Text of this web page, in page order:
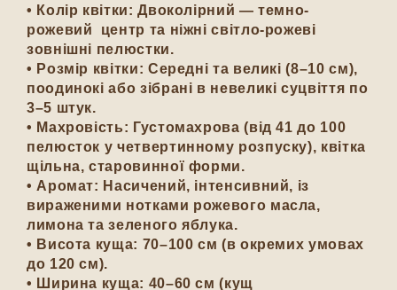
• Колір квітки: Двоколірний — темно-
рожевий центр та ніжні світло-рожеві
зовнішні пелюстки.
• Розмір квітки: Середні та великі (8–10 см),
поодинокі або зібрані в невеликі суцвіття по
3–5 штук.
• Махровість: Густомахрова (від 41 до 100
пелюсток у четвертинному розпуску), квітка
щільна, старовинної форми.
• Аромат: Насичений, інтенсивний, із
вираженими нотками рожевого масла,
лимона та зеленого яблука.
• Висота куща: 70–100 см (в окремих умовах
до 120 см).
• Ширина куща: 40–60 см (кущ